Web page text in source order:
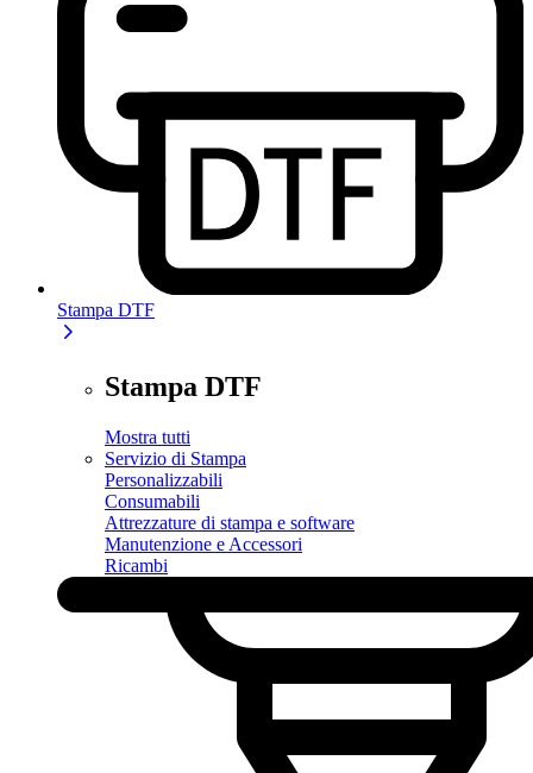
Stampa DTF
Stampa DTF
Mostra tutti
Servizio di Stampa
Personalizzabili
Consumabili
Attrezzature di stampa e software
Manutenzione e Accessori
Ricambi